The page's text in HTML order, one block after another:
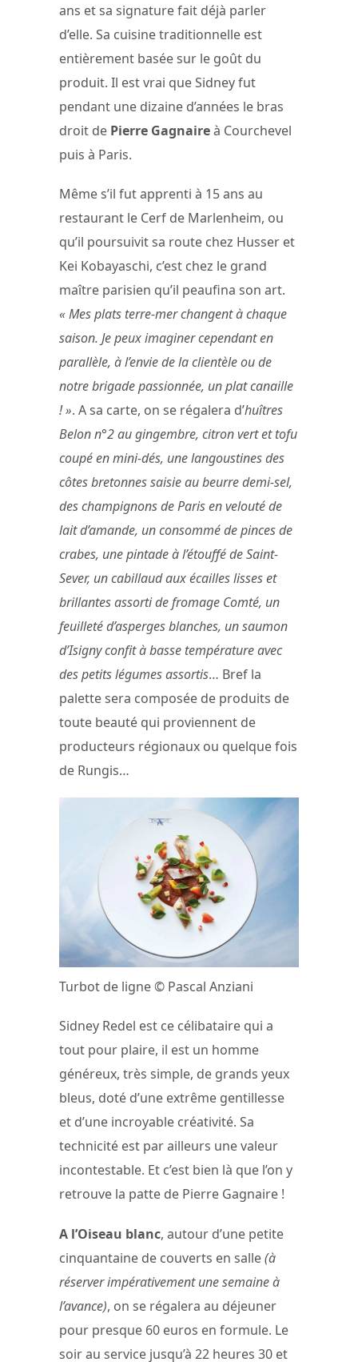
ans et sa signature fait déjà parler
d’elle. Sa cuisine traditionnelle est
entièrement basée sur le goût du
produit. Il est vrai que Sidney fut
pendant une dizaine d’années le bras
droit de Pierre Gagnaireà Courchevel
puis à Paris.
Même s’il fut apprenti à 15 ans au
restaurant le Cerf de Marlenheim, ou
qu’il poursuivit sa route chez Husser et
Kei Kobayaschi, c’est chez le grand
maître parisien qu’il peaufina son art.
« Mes plats terre-mer changent à chaque
saison. Je peux imaginer cependant en
parallèle, à l’envie de la clientèle ou de
notre brigade passionnée, un plat canaille
! ». A sa carte, on se régalera d’huîtres
Belon n°2 au gingembre, citron vert et tofu
coupé en mini-dés, une langoustines des
côtes bretonnes saisie au beurre demi-sel,
des champignons de Paris en velouté de
lait d’amande, un consommé de pinces de
crabes, une pintade à l’étouffé de Saint-
Sever, un cabillaud aux écailles lisses et
brillantes assorti de fromage Comté, un
feuilleté d’asperges blanches, un saumon
d’Isigny confit à basse température avec
des petits légumes assortis… Bref la
palette sera composée de produits de
toute beauté qui proviennent de
producteurs régionaux ou quelque fois
de Rungis…
Turbot de ligne © Pascal Anziani
Sidney Redel est ce célibataire qui a
tout pour plaire, il est un homme
généreux, très simple, de grands yeux
bleus, doté d’une extrême gentillesse
et d’une incroyable créativité. Sa
technicité est par ailleurs une valeur
incontestable. Et c’est bien là que l’on y
retrouve la patte de Pierre Gagnaire !
A l’Oiseau blanc, autour d’une petite
cinquantaine de couverts en salle(à
réserver impérativement une semaine à
l’avance), on se régalera au déjeuner
pour presque 60 euros en formule. Le
soir au service jusqu’à 22 heures 30 et